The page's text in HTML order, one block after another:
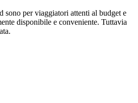
sono per viaggiatori attenti al budget e
disponibile e conveniente. Tuttavia